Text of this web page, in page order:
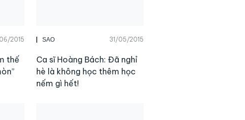
2015
thế
SAO 31/05/2015
Ca sĩ Hoàng Bách: Đã nghỉ
hè là không học thêm học
nếm gì hết!